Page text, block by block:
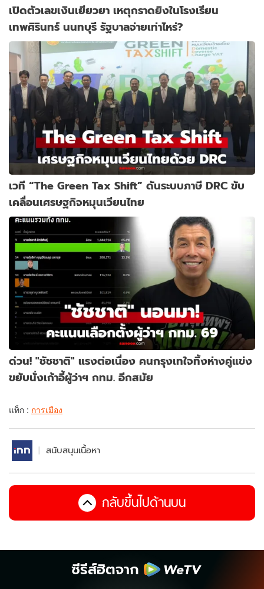
เปิดตัวเลขเงินเยียวยา เหตุกราดยิงในโรงเรียน
เทพศิรินทร์ นนทบุรี รัฐบาลจ่ายเท่าไหร่?
เวที “The Green Tax Shift” ดันระบบภาษี DRC ขับ
เคลื่อนเศรษฐกิจหมุนเวียนไทย
ด่วน! "ชัชชาติ" แรงต่อเนื่อง คนกรุงเทใจทิ้งห่างคู่แข่ง
ขยับนั่งเก้าอี้ผู้ว่าฯ กทม. อีกสมัย
แท็ก : การเมือง
สนับสนุนเนื้อหา
กลับขึ้นไปด้านบน
ซีรีส์ฮิตจาก